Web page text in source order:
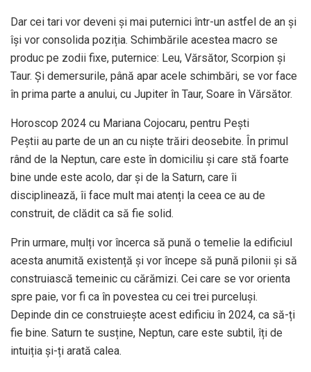
Dar cei tari vor deveni și mai puternici într-un astfel de an și
își vor consolida poziția. Schimbările acestea macro se
produc pe zodii fixe, puternice: Leu, Vărsător, Scorpion şi
Taur. Şi demersurile, până apar acele schimbări, se vor face
în prima parte a anului, cu Jupiter în Taur, Soare în Vărsător.
Horoscop 2024 cu Mariana Cojocaru, pentru Peşti
Peștii au parte de un an cu niște trăiri deosebite. În primul
rând de la Neptun, care este în domiciliu și care stă foarte
bine unde este acolo, dar și de la Saturn, care îi
disciplinează, îi face mult mai atenți la ceea ce au de
construit, de clădit ca să fie solid.
Prin urmare, mulți vor încerca să pună o temelie la edificiul
acesta anumită existență și vor începe să pună pilonii și să
construiască temeinic cu cărămizi. Cei care se vor orienta
spre paie, vor fi ca în povestea cu cei trei purceluși.
Depinde din ce construiește acest edificiu în 2024, ca să-ți
fie bine. Saturn te susține, Neptun, care este subtil, îți de
intuiția și-ți arată calea.